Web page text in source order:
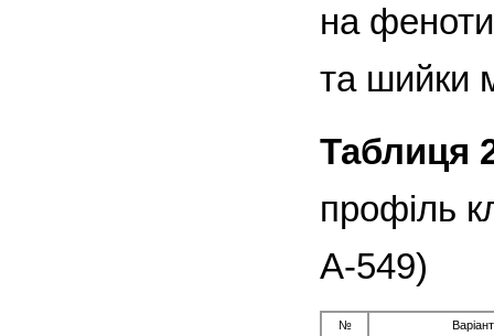
на
та шийки
Таблиця
профіль
A-549)
№
Варіант